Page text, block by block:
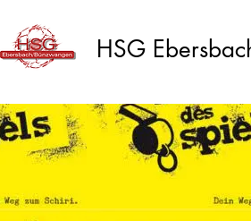
HSG